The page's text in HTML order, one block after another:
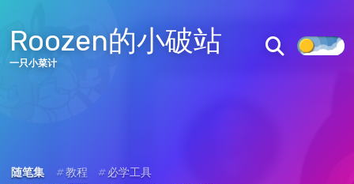
Roozen的小破站
一只小菜计
随笔集 #教程 #必学工具
关于
留言板